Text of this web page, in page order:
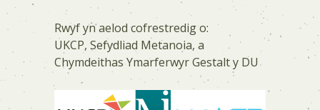
Rwyf yn aelod cofrestredig o:
UKCP, Sefydliad Metanoia, a
Chymdeithas Ymarferwyr Gestalt y DU